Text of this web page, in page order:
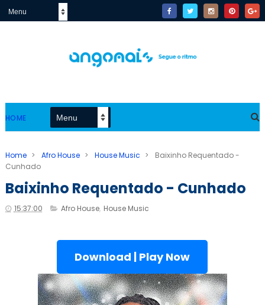
HOME
Home > Afro House > House Music >
Baixinho Requentado -
Cunhado
Baixinho Requentado - Cunhado
15:37:00 Afro House, House Music
Download | Play Now